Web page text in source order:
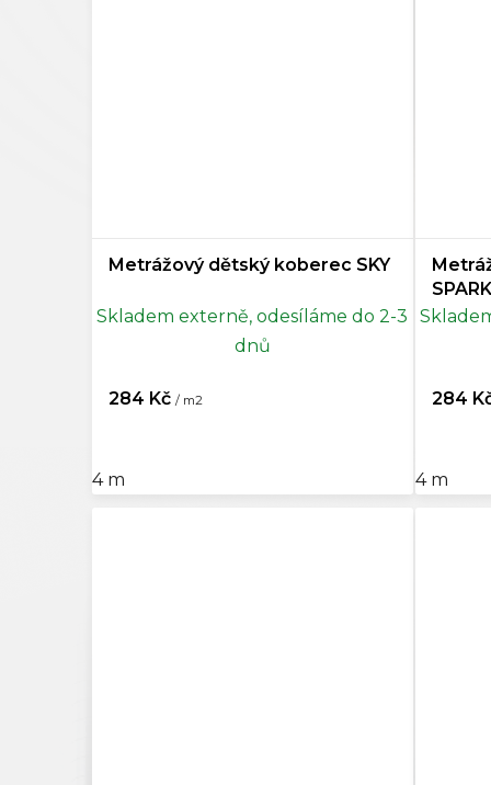
Mentolová 0
Siena 0
Metrážový dětský koberec SKY
Skladem externě, odesíláme do 2-3
dnů
284 Kč / m2
4 m
SPARK
284
4 m